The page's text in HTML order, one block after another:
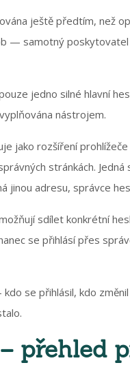
ještě předtím, než
— samotný poskytovatel
jedno silné hlavní
nástrojem.
jako rozšíření
stránkách.
jinou adresu, správce
sdílet konkrétní
se přihlásí přes
kdo se přihlásil, kdo
přehled